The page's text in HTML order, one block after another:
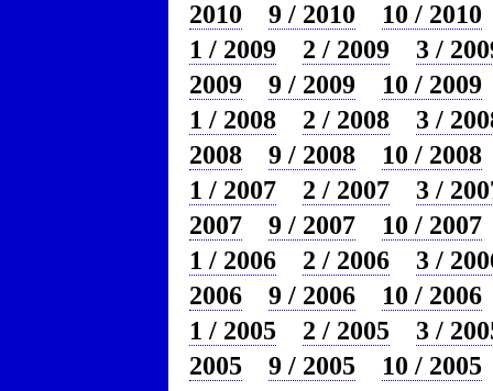
2010
9 / 2010
10 / 2010
1 / 2009
2 / 2009
3 /
2009
9 / 2009
10 / 2009
1 / 2008
2 / 2008
3 /
2008
9 / 2008
10 / 2008
1 / 2007
2 / 2007
3 /
2007
9 / 2007
10 / 2007
1 / 2006
2 / 2006
3 /
2006
9 / 2006
10 / 2006
1 / 2005
2 / 2005
3 /
2005
9 / 2005
10 / 2005